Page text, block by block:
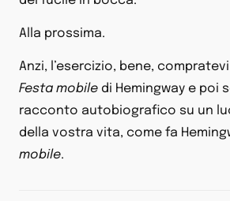
Alla prossima.
Anzi, l’esercizio, bene,
Festa mobile di Hemingway e poi
racconto autobiografico su un
della vostra vita, come fa
mobile.